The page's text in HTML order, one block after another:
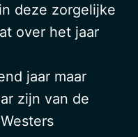
deze zorgelijke
over het jaar
jaar maar
zijn van de